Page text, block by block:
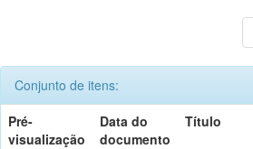
Conjunto de itens:
Pré-
visualização
Data do
documento
Título